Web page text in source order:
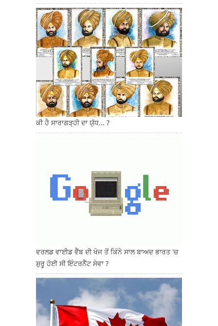
ਕੀ ਹੈ ਸਾਰਾਗੜ੍ਹੀ ਦਾ ਯੁੱਧ... ?
ਵਰਲਡ ਵਾਈਡ ਵੈੱਬ ਦੀ ਖੋਜ ਤੋਂ ਕਿੰਨੇ ਸਾਲ ਬਾਅਦ ਭਾਰਤ 'ਚ
ਸ਼ੁਰੂ ਹੋਈ ਸੀ ਇੰਟਰਨੈੱਟ ਸੇਵਾ ?